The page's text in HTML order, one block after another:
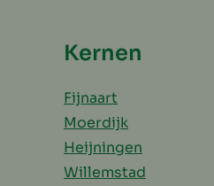
Kernen
Fijnaart
Moerdijk
Heijningen
Willemstad